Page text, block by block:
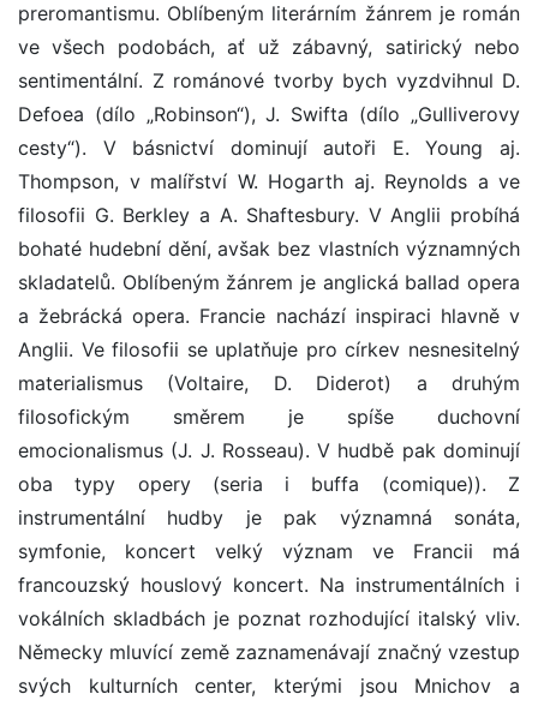
preromantismu. Oblíbeným literárním žánrem je román
ve všech podobách, ať už zábavný, satirický nebo
sentimentální. Z románové tvorby bych vyzdvihnul D.
Defoea (dílo „Robinson“), J. Swifta (dílo „Gulliverovy
cesty“). V básnictví dominují autoři E. Young aj.
Thompson, v malířství W. Hogarth aj. Reynolds a ve
filosofii G. Berkley a A. Shaftesbury. V Anglii probíhá
bohaté hudební dění, avšak bez vlastních významných
skladatelů. Oblíbeným žánrem je anglická ballad opera
a žebrácká opera. Francie nachází inspiraci hlavně v
Anglii. Ve filosofii se uplatňuje pro církev nesnesitelný
materialismus (Voltaire, D. Diderot) a druhým
filosofickým směrem je spíše duchovní
emocionalismus (J. J. Rosseau). V hudbě pak dominují
oba typy opery (seria i buffa (comique)). Z
instrumentální hudby je pak významná sonáta,
symfonie, koncert velký význam ve Francii má
francouzský houslový koncert. Na instrumentálních i
vokálních skladbách je poznat rozhodující italský vliv.
Německy mluvící země zaznamenávají značný vzestup
svých kulturních center, kterými jsou Mnichov a